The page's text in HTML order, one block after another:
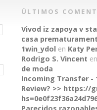
ÚLTIMOS
Vivod iz zapoya v
casa
1win_ydolen Katy
Rodrigo S. Vincent en
de moda
Incoming Transfer -
Review? >> https://